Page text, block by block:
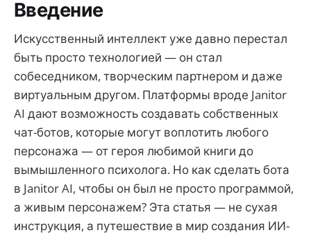
Введение
Искусственный интеллект уже давно перестал
быть просто технологией — он стал
собеседником, творческим партнером и даже
виртуальным другом. Платформы вроде Janitor
AI дают возможность создавать собственных
чат-ботов, которые могут воплотить любого
персонажа — от героя любимой книги до
вымышленного психолога. Но как сделать бота
в Janitor AI, чтобы он был не просто программой,
а живым персонажем? Эта статья — не сухая
инструкция, а путешествие в мир создания ИИ-